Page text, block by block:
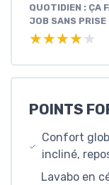
QUOTIDIEN : ÇA
JOB SANS PRISE
★★★★★
★★★★★
POINTS
Confort
incliné,
Lavabo en